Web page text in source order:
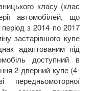
класу (клас
автомобілей, що
з 2014 по 2017
застарівшого купе
адаптованим під
доступний в
2-дверний купе (4-